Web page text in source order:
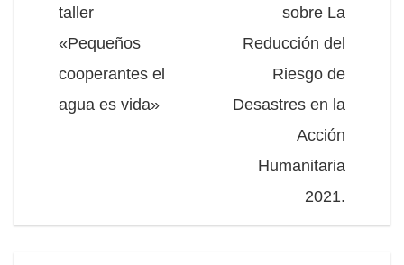
taller
«Pequeños
cooperantes el
agua es vida»
sobre La
Reducción del
Riesgo de
Desastres en la
Acción
Humanitaria
2021.